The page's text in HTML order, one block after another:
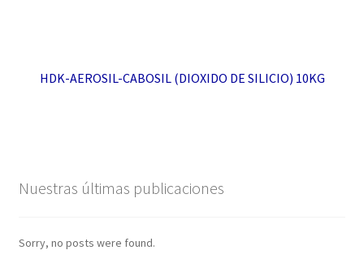
HDK-AEROSIL-CABOSIL (DIOXIDO DE SILICIO) 10KG
Nuestras últimas publicaciones
Sorry, no posts were found.